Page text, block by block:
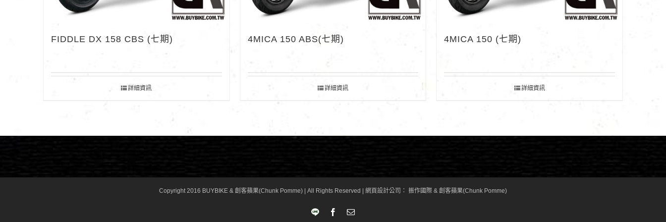
FIDDLE DX 158 CBS (七期)
詳細資訊
4MICA 150 ABS(七期)
詳細資訊
4MICA 150 (七期)
詳細資訊
Copyright 2016 BUYBIKE & 創客蘋果(Chunk Pomme) | All Rights Reserved | 網頁設計公司 ： 振作國際 & 創客蘋果(Chunk Pomme)
LINE FacebookEmail: